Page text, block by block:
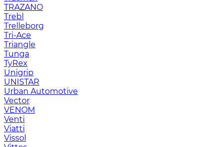
TRAZANO
Trebl
Trelleborg
Tri-Ace
Triangle
Tunga
TyRex
Unigrip
UNISTAR
Urban Automotive
Vector
VENOM
Venti
Viatti
Vissol